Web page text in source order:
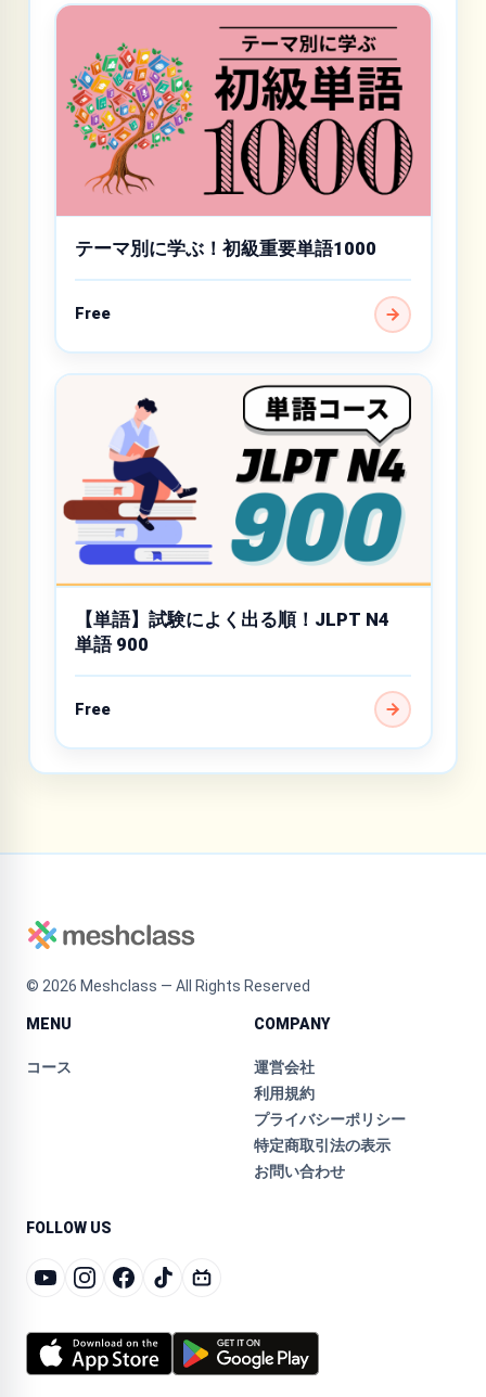
テーマ別に学ぶ！初級重要単語1000
Free
【単語】試験によく出る順！JLPT N4
単語 900
Free
© 2026 Meshclass — All Rights Reserved
MENU
コース
COMPANY
運営会社
利用規約
プライバシーポリシー
特定商取引法の表示
お問い合わせ
FOLLOW US